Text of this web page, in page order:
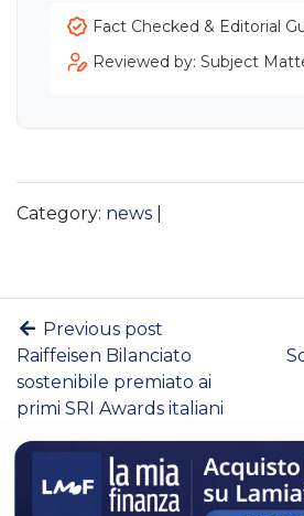
Fact Checked & Editorial
Reviewed by: Subject
Category: news
Previous post
Raiffeisen Bilanciato
sostenibile premiato ai
primi SRI Awards italiani